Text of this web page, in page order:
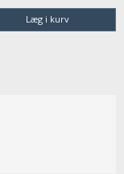
Læg i kurv